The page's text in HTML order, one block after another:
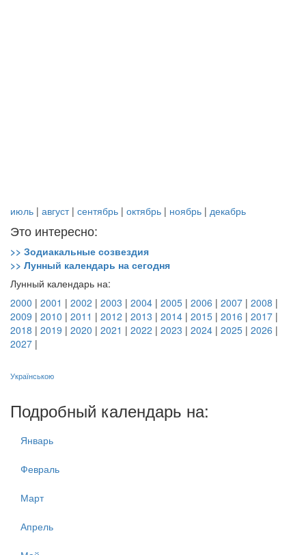
июль | август| сентябрь | октябрь | ноябрь | декабрь
Это интересно:
>> Зодиакальные созвездия
>> Лунный календарь на сегодня
Лунный календарь на:
2000 | 2001 | 2002 | 2003 | 2004 | 2005 | 2006 | 2007 | 2008 |
2009 | 2010 | 2011 | 2012 | 2013 | 2014 | 2015 | 2016 | 2017 |
2018 | 2019 | 2020 | 2021 | 2022 | 2023 | 2024 | 2025 | 2026 |
2027 |
Українською
Подробный календарь на:
Январь
Февраль
Март
Апрель